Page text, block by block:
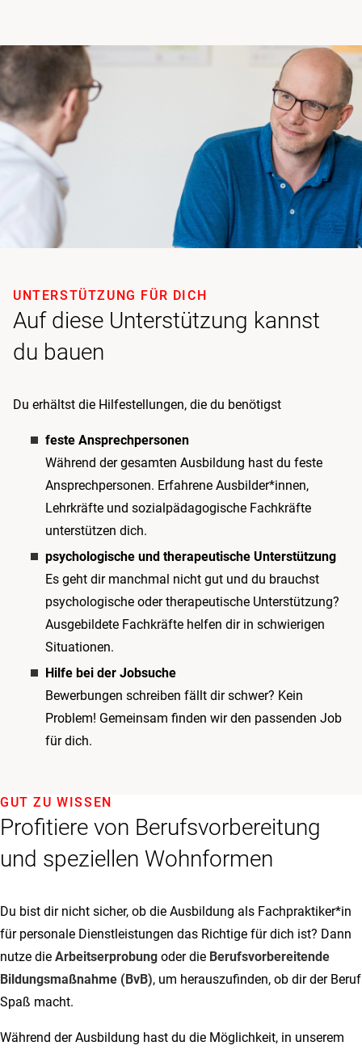
Auf diese Unterstützung kannst
du bauen
UNTERSTÜTZUNG FÜR DICH
Du erhältst die Hilfestellungen, die du benötigst
feste Ansprechpersonen
Während der gesamten Ausbildung hast du feste
Ansprechpersonen. Erfahrene Ausbilder*innen,
Lehrkräfte und sozialpädagogische Fachkräfte
unterstützen dich.
psychologische und therapeutische Unterstützung
Es geht dir manchmal nicht gut und du brauchst
psychologische oder therapeutische Unterstützung?
Ausgebildete Fachkräfte helfen dir in schwierigen
Situationen.
Hilfe bei der Jobsuche
Bewerbungen schreiben fällt dir schwer? Kein
Problem! Gemeinsam finden wir den passenden Job
für dich.
Profitiere von Berufsvorbereitung
und speziellen Wohnformen
GUT ZU WISSEN
Du bist dir nicht sicher, ob die Ausbildung als Fachpraktiker*in
für personale Dienstleistungen das Richtige für dich ist? Dann
nutze die Arbeitserprobung oder die Berufsvorbereitende
Bildungsmaßnahme (BvB), um herauszufinden, ob dir der Beruf
Spaß macht.
Während der Ausbildung hast du die Möglichkeit, in unserem